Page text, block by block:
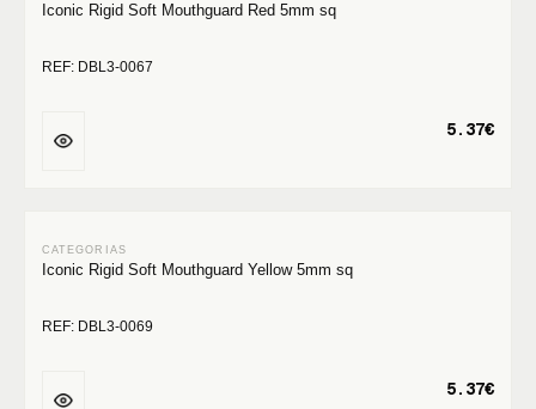
Iconic Rigid Soft Mouthguard Red 5mm sq
REF: DBL3-0067
5.37€
Iconic Rigid Soft Mouthguard Yellow 5mm sq
REF: DBL3-0069
5.37€